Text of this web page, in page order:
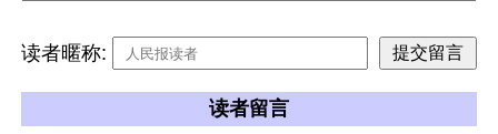
读者暱称:
读者留言